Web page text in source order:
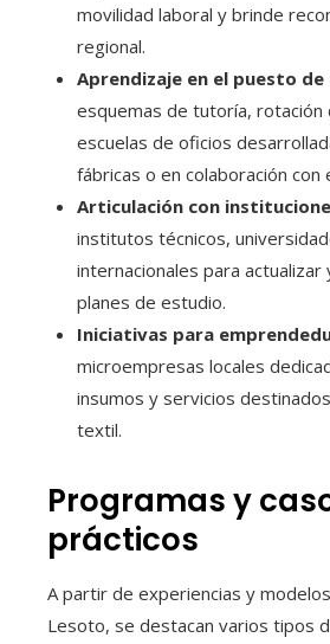
movilidad laboral y brinde
regional.
Aprendizaje en el puesto
esquemas de tutoría, rotación
escuelas de oficios
fábricas o en colaboración con
Articulación con
institutos técnicos,
internacionales para
planes de estudio.
Iniciativas para
microempresas locales
insumos y servicios
textil.
Programas y
prácticos
A partir de experiencias y
Lesoto, se destacan varios tipos